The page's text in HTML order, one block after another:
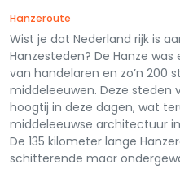
Hanzeroute
Wist je dat Nederland rijk is
Hanzesteden? De Hanze
van handelaren en zo’n 200
middeleeuwen. Deze steden
hoogtij in deze dagen, wat
middeleeuwse architectuur
De 135 kilometer lange
schitterende maar